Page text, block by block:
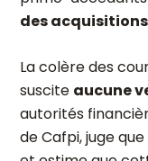
des
La colère des
suscite aucune
autorités
de Cafpi, juge